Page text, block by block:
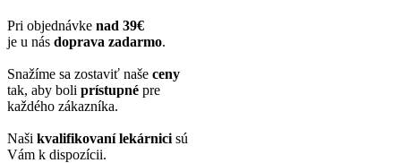
Pri objednávke nad 39€
je u nás doprava zadarmo.
Snažíme sa zostaviť naše ceny
tak, aby boli prístupné pre
každého zákazníka.
Naši kvalifikovaní lekárnici sú
Vám k dispozícii.